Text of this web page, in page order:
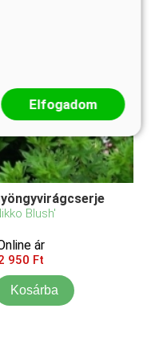
Blush'
ár
950 Ft
Kosárba
Elfogadom